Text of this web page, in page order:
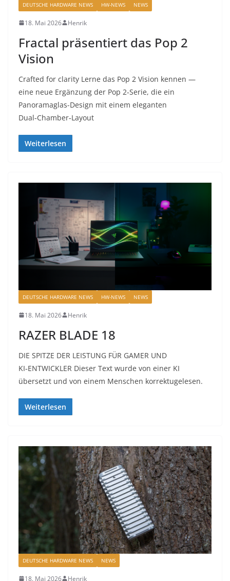
DEUTSCHE HARDWARE NEWS HW-NEWS NEWS
18. Mai 2026 Henrik
Fractal präsentiert das Pop 2
Vision
Crafted for clarity Lerne das Pop 2 Vision kennen —
eine neue Ergänzung der Pop 2‑Serie, die ein
Panoramaglas-Design mit einem eleganten
Dual‑Chamber‑Layout
Weiterlesen
DEUTSCHE HARDWARE NEWS HW-NEWS NEWS
18. Mai 2026 Henrik
RAZER BLADE 18
DIE SPITZE DER LEISTUNG FÜR GAMER UND
KI‑ENTWICKLER Dieser Text wurde von einer KI
übersetzt und von einem Menschen korrektugelesen.
Weiterlesen
DEUTSCHE HARDWARE NEWS NEWS
18. Mai 2026 Henrik